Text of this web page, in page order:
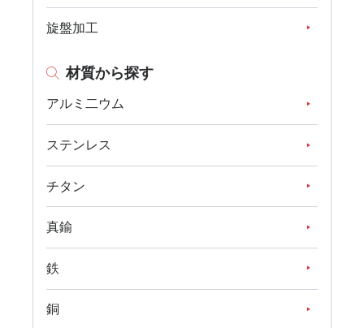
旋盤加工
材質から探す
アルミ二ウム
ステンレス
チタン
真鍮
鉄
銅